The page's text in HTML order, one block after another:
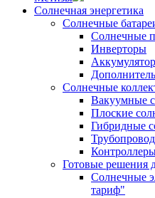
Солнечная энергетика
Солнечные
Солнечные
Инверторы
Солнечные
Вакуумные
Плоские
Гибридные
Готовые решения
Солнечные
тариф"